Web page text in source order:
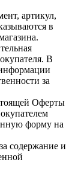
артикул,
в
В
за
Оферты
форму на
содержание и